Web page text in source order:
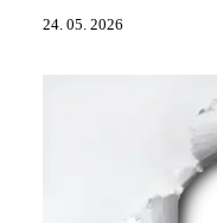
24. 05. 2026